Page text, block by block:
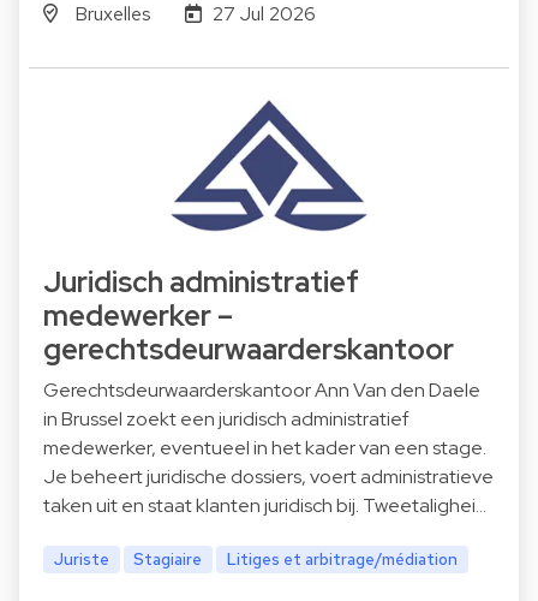
Bruxelles
27 Jul 2026
Juridisch administratief
medewerker –
gerechtsdeurwaarderskantoor
Gerechtsdeurwaarderskantoor Ann Van den Daele
in Brussel zoekt een juridisch administratief
medewerker, eventueel in het kader van een stage.
Je beheert juridische dossiers, voert administratieve
taken uit en staat klanten juridisch bij. Tweetalighei…
Juriste Stagiaire Litiges et arbitrage/médiation